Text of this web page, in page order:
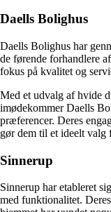
Daells Bolighus
Daells Bolighus har
de førende forhandlere
fokus på kvalitet og
Med et udvalg af hvide
imødekommer Daells
præferencer. Deres
gør dem til et ideelt valg
Sinnerup
Sinnerup har etableret
med funktionalitet.